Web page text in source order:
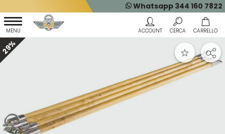
Whatsapp 344 160 7822
29%